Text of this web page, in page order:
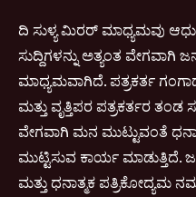
ದಿ ಸುಳ್ಯ ಮಿರರ್ ಮಾಧ್ಯಮವು
ಸುದ್ದಿಗಳನ್ನು ಅತ್ಯಂತ
ಮಾಧ್ಯಮವಾಗಿದೆ. ಪತ್ರಕರ್ತ
ಮತ್ತು ವೃತ್ತಿಪರ ಪತ್ರಕರ್ತರ ತಂಡ
ವೇಗವಾಗಿ ಮನ ಮುಟ್ಟುವಂತೆ
ಮುಟ್ಟಿಸುವ ಕಾರ್ಯ ಮಾಡುತ್ತಿದೆ.
ಮತ್ತು ಧನಾತ್ಮಕ ಪತ್ರಿಕೋದ್ಯಮ